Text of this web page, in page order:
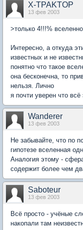
X-TPAKTOP
13 фев 2003
>только 4!!!%
Интересно, а откуда
известных и не
понятно что такое
она бесконечна, то
нельзя. Лично
я почти уверен что
Wanderer
13 фев 2003
Не забывайте, что по
гипотезе вселенная
Аналогия этому -
содержит более чем
Saboteur
13 фев 2003
Всё просто - учёные
накопали там